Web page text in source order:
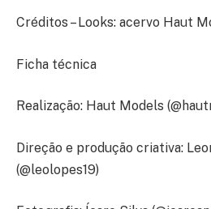
Créditos – Looks: acervo Haut
Ficha técnica
Realização: Haut Models
Direção e produção criativa:
(@leolopes19)